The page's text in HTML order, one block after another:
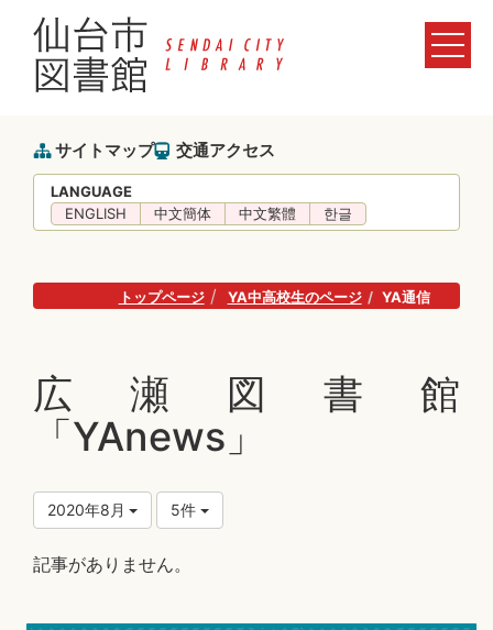
サイトマップ 交通アクセス
LANGUAGE
ENGLISH
中文簡体 中文繁體 한글
トップページ YA中高校生のページ YA通信
広瀬図書館
「YAnews」
2020年8月 5件
記事がありません。